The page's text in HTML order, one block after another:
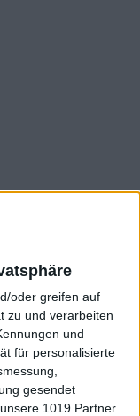
oder greifen auf
zu und verarbeiten
und
für personalisierte
gesendet
1019 Partner